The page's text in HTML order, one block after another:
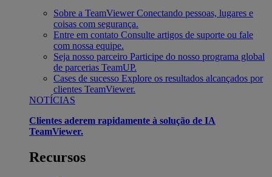
Sobre a TeamViewer Conectando pessoas, lugares e
coisas com segurança.
Entre em contato Consulte artigos de suporte ou fale
com nossa equipe.
Seja nosso parceiro Participe do nosso programa global
de parcerias TeamUP.
Cases de sucesso Explore os resultados alcançados por
clientes TeamViewer.
NOTÍCIAS
Clientes aderem rapidamente à solução de IA
TeamViewer.
Recursos